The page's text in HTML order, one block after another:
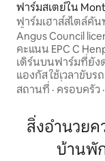
ฟาร์มสเตย์ใน
ฟาร์มเฮาส์สไตล์คั
น้ำสวยๆ
Angus Council
คะแนน EPC C Henpen เป็นบ้านสไตล์โม
เดิร์นบนฟาร์มที่ยัง
แองกัส ใช้เวลาขับ
โทรสและสิ่งอำนวย
กว้างขวาง 4 ห้องห้
ห้องครัวขนาดให
และห้องนั่งเล่น ด้
ปิดล้อมอย่างสมบู
สถานที่ · ครอบครัว ·
สิ่งอำนวย
บ้านพั